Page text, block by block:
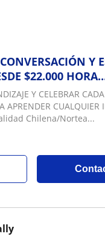
Y
$22.000 HORA
Y CELEBRAR
APRENDER CUALQUIER
Chilena/Nortea...